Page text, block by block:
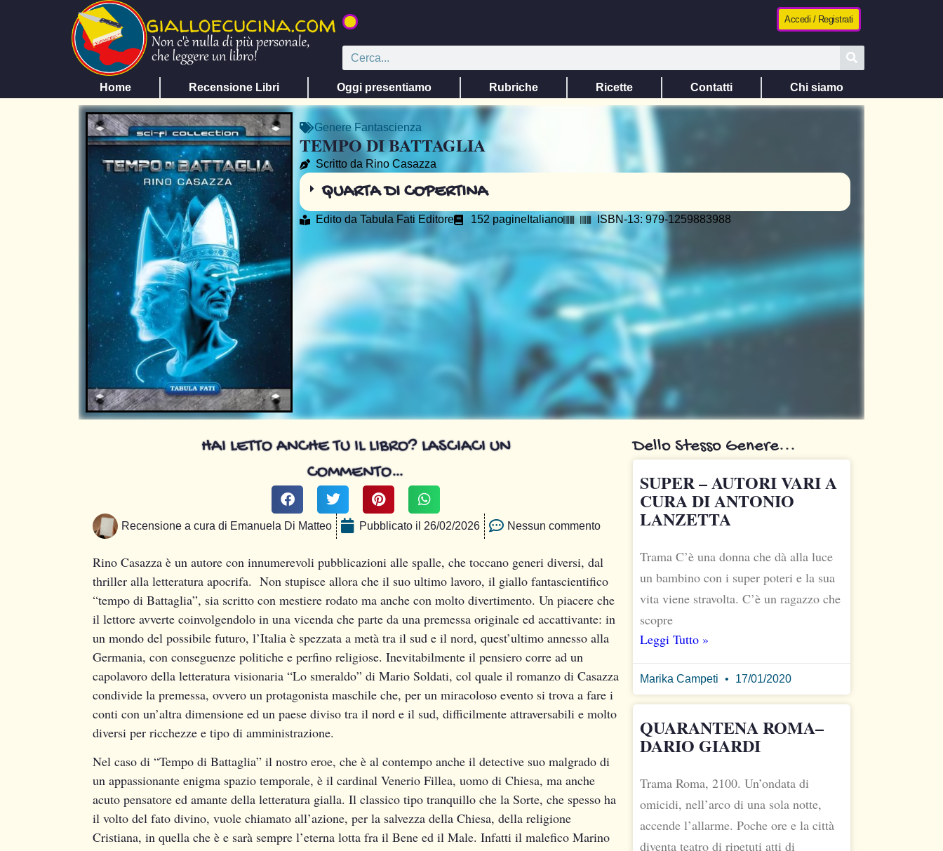
Accedi / Registrati
Home Recensione Libri Oggi presentiamo Rubriche Ricette Contatti Chi siamo
Genere Fantascienza
TEMPO DI BATTAGLIA
Scritto da Rino Casazza
QUARTA DI COPERTINA
Edito daTabula Fati Editore 152 pagine Italiano ISBN-13: 979-1259883988
HAI LETTO ANCHE TU IL LIBRO? LASCIACI UN
COMMENTO…
Recensione a cura di Emanuela Di Matteo Pubblicato il 26/02/2026 Nessun commento
Rino Casazza è un autore con innumerevoli pubblicazioni alle spalle, che toccano generi diversi, dal
thriller alla letteratura apocrifa. Non stupisce allora che il suo ultimo lavoro, il giallo fantascientifico
“tempo di Battaglia”, sia scritto con mestiere rodato ma anche con molto divertimento. Un piacere che
il lettore avverte coinvolgendolo in una vicenda che parte da una premessa originale ed accattivante: in
un mondo del possibile futuro, l’Italia è spezzata a metà tra il sud e il nord, quest’ultimo annesso alla
Germania, con conseguenze politiche e perfino religiose. Inevitabilmente il pensiero corre ad un
capolavoro della letteratura visionaria “Lo smeraldo” di Mario Soldati, col quale il romanzo di Casazza
condivide la premessa, ovvero un protagonista maschile che, per un miracoloso evento si trova a fare i
conti con un’altra dimensione ed un paese diviso tra il nord e il sud, difficilmente attraversabili e molto
diversi per ricchezze e tipo di amministrazione.
Nel caso di “Tempo di Battaglia” il nostro eroe, che è al contempo anche il detective suo malgrado di
un appassionante enigma spazio temporale, è il cardinal Venerio Fillea, uomo di Chiesa, ma anche
acuto pensatore ed amante della letteratura gialla. Il classico tipo tranquillo che la Sorte, che spesso ha
il volto del fato divino, vuole chiamato all’azione, per la salvezza della Chiesa, della religione
Cristiana, in quella che è e sarà sempre l’eterna lotta fra il Bene ed il Male. Infatti il malefico Marino
Dello Stesso Genere...
SUPER – AUTORI VARI A
CURA DI ANTONIO
LANZETTA
Trama C’è una donna che dà alla luce
un bambino con i super poteri e la sua
vita viene stravolta. C’è un ragazzo che
scopre
Leggi Tutto »
Marika Campeti 17/01/2020
QUARANTENA ROMA–
DARIO GIARDI
Trama Roma, 2100. Un’ondata di
omicidi, nell’arco di una sola notte,
accende l’allarme. Poche ore e la città
diventa teatro di ripetuti atti di